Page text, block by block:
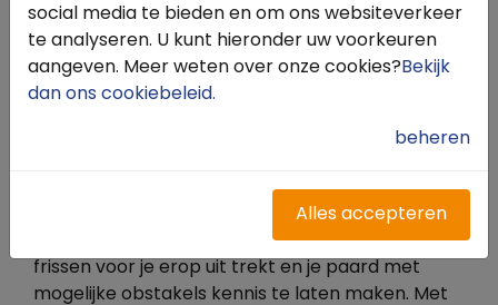
is het ultieme gevoel van vrijheid wat je hier kunt
ervaren.
Met de start van het buitenrijseizoen is het
wellicht handig om alle regels nog eens op te
frissen voor je erop uit trekt en je paard met
mogelijke obstakels kennis te laten maken. Met
social media te bieden en om ons websiteverkeer
te analyseren. U kunt hieronder uw voorkeuren
aangeven. Meer weten over onze cookies? Bekijk
dan ons cookiebeleid.
beheren
Alles accepteren